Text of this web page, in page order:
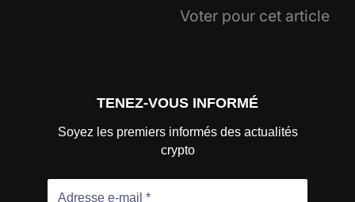
Voter pour cet article
TENEZ-VOUS INFORMÉ
Soyez les premiers informés des actualités
crypto